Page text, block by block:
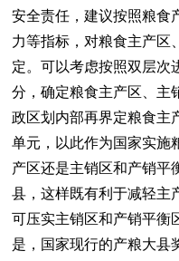
安全责任，建议按照粮食
力等指标，对粮食主产区
定。可以考虑按照双层次
分，确定粮食主产区、主
政区划内部再界定粮食主
单元，以此作为国家实施
产区还是主销区和产销平
县，这样既有利于减轻主
可压实主销区和产销平衡
是，国家现行的产粮大县